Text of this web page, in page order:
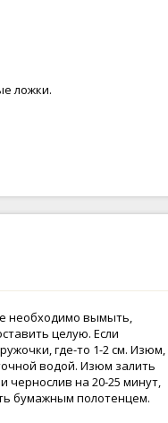
ложки.
необходимо вымыть,
целую. Если
где-то 1-2 см. Изюм,
водой. Изюм залить
чернослив на 20-25 минут,
бумажным полотенцем.